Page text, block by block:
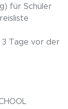
für Schüler
3 Tage vor der